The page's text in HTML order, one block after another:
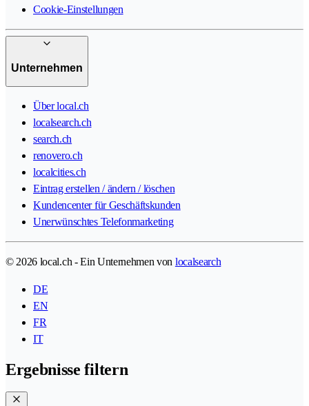
Cookie-Einstellungen
Unternehmen
Über local.ch
localsearch.ch
search.ch
renovero.ch
localcities.ch
Eintrag erstellen / ändern / löschen
Kundencenter für Geschäftskunden
Unerwünschtes Telefonmarketing
© 2026 local.ch - Ein Unternehmen von localsearch
DE
EN
FR
IT
Ergebnisse filtern